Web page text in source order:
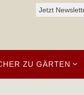
ZU GÄRTEN